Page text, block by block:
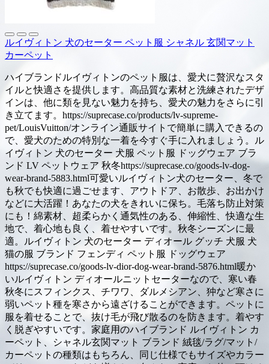
ルイヴィトン 犬のセーター ペット服 シャネル 玄関マット
カーペット
ハイブランドルイヴィトンのペット服は、愛犬に贅沢なスタ
イルと快適さを提供します。高品質な素材と洗練されたデザ
インは、他に類を見ない魅力を持ち、愛犬の魅力をさらに引
き立てます。https://suprecase.co/products/lv-supreme-
pet/LouisVuitton/オンライン通販サイトで簡単に購入できるの
で、愛犬のための特別な一着を今すぐ手に入れましょう。ル
イヴィトン 犬のセーター 犬服 ペット服 ドッグウェア ブラ
ンド LV ペットウェア 秋冬https://suprecase.co/goods-lv-dog-
wear-brand-5883.html可愛いルイヴィトン犬のセーター、冬で
も秋でも快適に過ごせます、アウトドア、お散歩、お出かけ
などに大活躍！あなたの犬をきれいに保ち。毛落ち防止対策
にも！綿素材、超柔らかく通気性のある、伸縮性、快適な生
地で、着心地も良く、着せやすいです。秋冬シーズンに最
適。ルイヴィトン 犬のセーター ディオール グッチ 犬服 犬
猫の服 ブランド フェンディ ペット服 ドッグウェア
https://suprecase.co/goods-lv-dior-dog-wear-brand-5876.html暖か
いルイヴィトン ディオールニットセーターなので、寒い春
秋冬にスフィンクス、チワワ、ダルメシアン、狆など寒さに
弱いペット種を寒さから遠ざけることができます。ペットに
服を着せることで、抜け毛が飛び散るのを防きます。着やす
く脱ぎやすいです。家庭用のハイブランド ルイヴィトン カ
ーペット、シャネル玄関マット ブランド 絨毯/ラグ/マット/
カーペットの種類はもちろん、同じ仕様でもサイズやカラー